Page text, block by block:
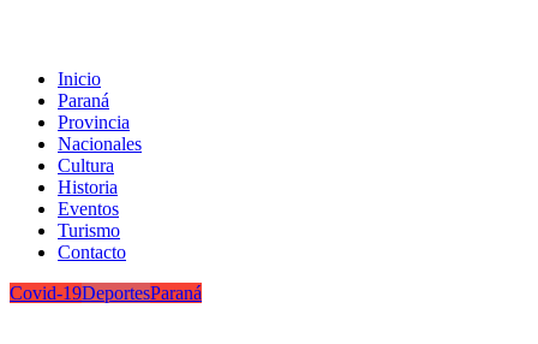
Inicio
Paraná
Provincia
Nacionales
Cultura
Historia
Eventos
Turismo
Contacto
Covid-19DeportesParaná